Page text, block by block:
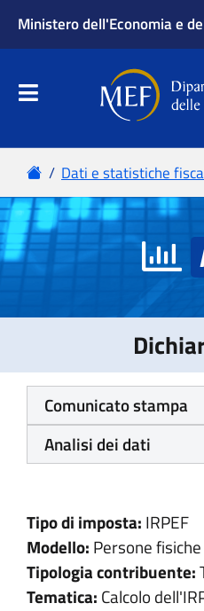
Comunicato stampa
Analisi dei dati
Tipo di imposta: IRPEF
Modello: Persone
Tipologia contribuente:
Tematica: Calcolo